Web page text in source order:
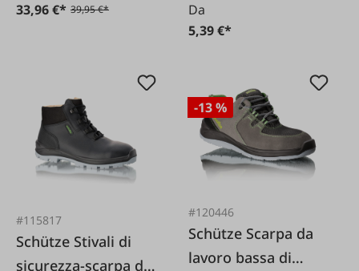
33,96 €* 39,95 €*
Da
5,39 €*
#115817
Schütze Stivali di
sicurezza-scarpa da
-13 %
#120446
Schütze Scarpa da
lavoro bassa di